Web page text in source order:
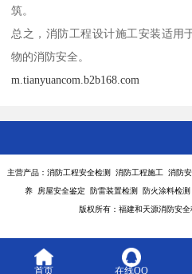
筑。
总之，消防工程设计施工安装适用
物的消防安全。
m.tianyuancom.b2b168.com
主营产品：消防工程安全检测 消防工程施工 消防
养 房屋安全鉴定 防雷装置检测 防火涂料检
版权所有：福建和天源消防安
首页 在线QQ